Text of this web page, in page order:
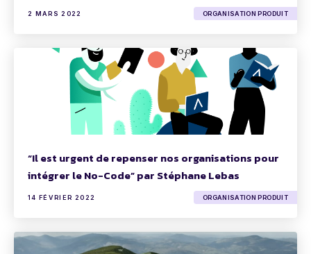
2 MARS 2022 ORGANISATION PRODUIT
“Il est urgent de repenser nos organisations pour
intégrer le No-Code” par Stéphane Lebas
14 FÉVRIER 2022 ORGANISATION PRODUIT